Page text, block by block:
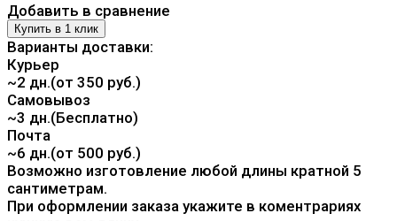
Добавить в сравнение
Варианты доставки:
Курьер
~2 дн.(от 350 руб.)
Самовывоз
~3 дн.(Бесплатно)
Почта
~6 дн.(от 500 руб.)
Возможно изготовление любой длины кратной 5
сантиметрам.
При оформлении заказа укажите в коментрариях